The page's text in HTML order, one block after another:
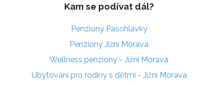
Kam se podívat dál?
Penziony Pasohlávky
Penziony Jižní Morava
Wellness penziony - Jižní Morava
Ubytování pro rodiny s dětmi - Jižní Morava